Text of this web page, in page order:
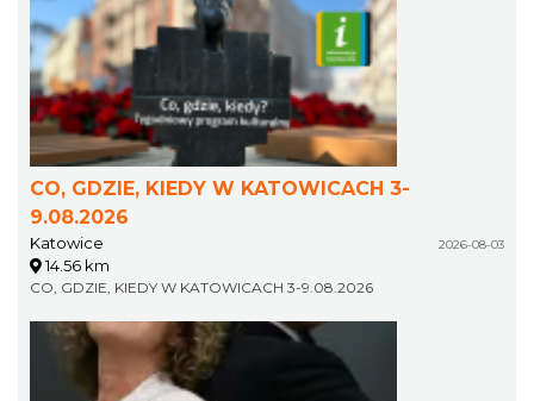
CO, GDZIE, KIEDY W KATOWICACH 3-
9.08.2026
Katowice 2026-08-03
14.56 km
CO, GDZIE, KIEDY W KATOWICACH 3-9.08.2026